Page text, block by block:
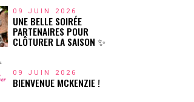
09 JUIN 2026
UNE BELLE SOIRÉE
PARTENAIRES POUR
CLÔTURER LA SAISON ✨
09 JUIN 2026
BIENVENUE MCKENZIE !